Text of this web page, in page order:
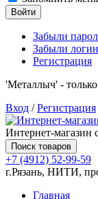
Войти
Забыли
Забыли
Регистрация
'Металлыч' -
Вход /Регистрация
Интернет-магазин
Поиск товаров
+7 (4912) 52-99-59
г.Рязань, НИТИ,
Главная